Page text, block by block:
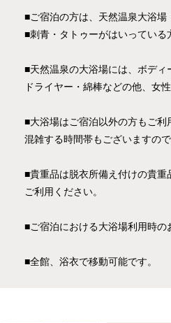
■ご宿泊の方は、天然温泉大浴場
■刺青・タトゥーがはいっている
■天然温泉の大浴場には、ボディ
ドライヤー・綿棒などの他、女
■大浴場はご宿泊以外の方もご利
混雑する時間帯もございますの
■貴重品は脱衣所備え付けの貴
ご利用ください。
■ご宿泊における大浴場利用時の
■全館、浴衣で移動可能です。